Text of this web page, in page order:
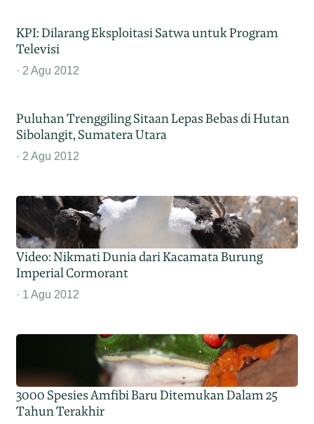
KPI: Dilarang Eksploitasi Satwa untuk Program
Televisi
2 Agu 2012
Puluhan Trenggiling Sitaan Lepas Bebas di Hutan
Sibolangit, Sumatera Utara
2 Agu 2012
Video: Nikmati Dunia dari Kacamata Burung
Imperial Cormorant
1 Agu 2012
3000 Spesies Amfibi Baru Ditemukan Dalam 25
Tahun Terakhir